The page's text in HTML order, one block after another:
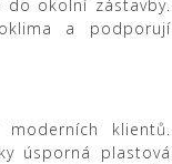
do okolní zástavby.
a podporují
klientů.
úsporná plastová